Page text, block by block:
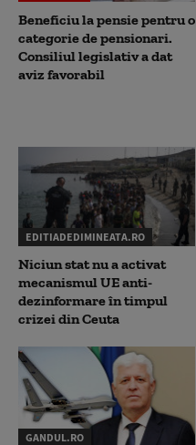
Beneficiu la pensie pentru o
categorie de pensionari.
Consiliul legislativ a dat
aviz favorabil
EDITIADEDIMINEATA.RO
Niciun stat nu a activat
mecanismul UE anti-
dezinformare în timpul
crizei din Ceuta
GANDUL.RO